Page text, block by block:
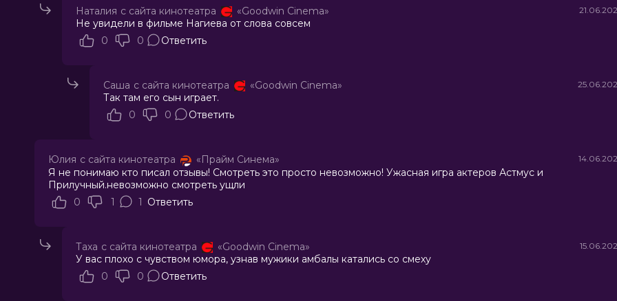
Наталия с сайта кинотеатра «Goodwin Cinema»
Не увидели в фильме Нагиева от слова совсем
0
0 Ответить
Саша с сайта кинотеатра «Goodwin Cinema»
Так там его сын играет.
0
0 Ответить
Юлия с сайта кинотеатра «Прайм Синема»
Я не понимаю кто писал отзывы! Смотреть это просто невозможно! Ужасная игра актеров Астмус и
Прилучный.невозможно смотреть ущли
0
1 1 Ответить
Таха с сайта кинотеатра «Goodwin Cinema»
У вас плохо с чувством юмора, узнав мужики амбалы катались со смеху
0
0 Ответить